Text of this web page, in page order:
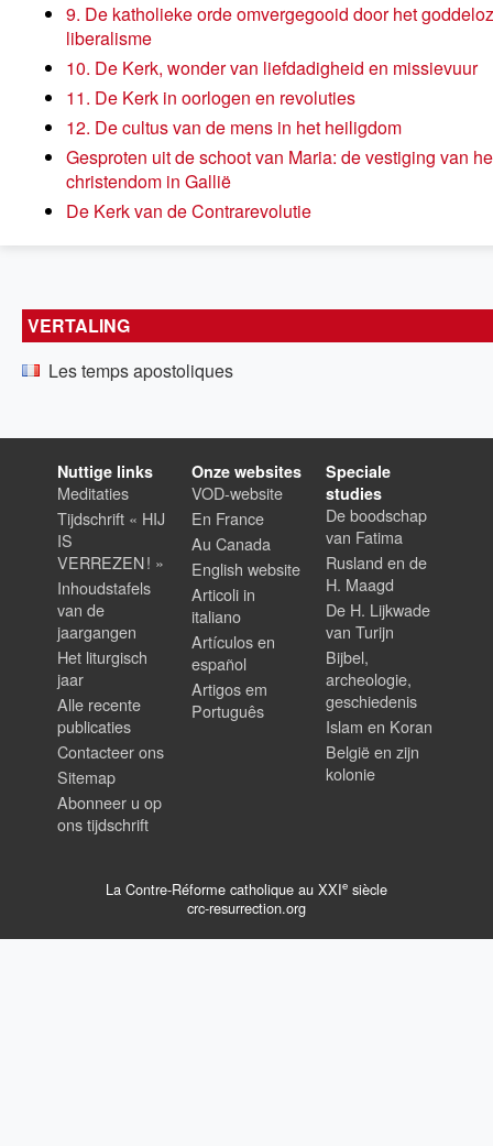
9. De katholieke orde omvergegooid door het
liberalisme
10. De Kerk, wonder van liefdadigheid en missievuur
11. De Kerk in oorlogen en revoluties
12. De cultus van de mens in het heiligdom
Gesproten uit de schoot van Maria: de vestiging van
christendom in Gallië
De Kerk van de Contrarevolutie
VERTALING
Les temps apostoliques
Nuttige links
Meditaties
Tijdschrift « HIJ
IS
VERREZEN ! »
Inhoudstafels
van de
jaargangen
Het liturgisch
jaar
Alle recente
publicaties
Contacteer ons
Sitemap
Abonneer u op
ons tijdschrift
Onze websites
VOD-website
En France
Au Canada
English website
Articoli in
italiano
Artículos en
español
Artigos em
Português
Speciale
studies
De boodschap
van Fatima
Rusland en de
H. Maagd
De H. Lijkwade
van Turijn
Bijbel,
archeologie,
geschiedenis
Islam en Koran
België en zijn
kolonie
La Contre-Réforme catholique au XXIe siècle
crc-resurrection.org